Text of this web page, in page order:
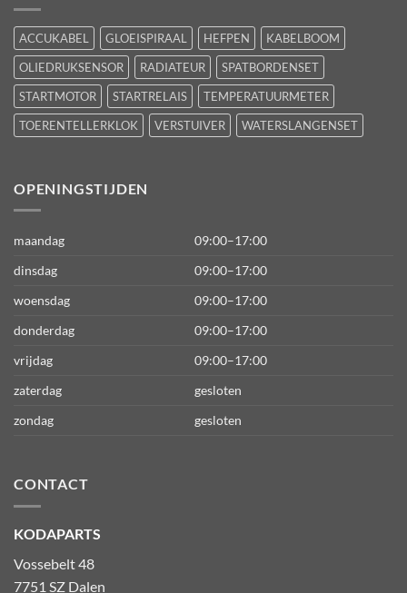
ACCUKABEL GLOEISPIRAAL HEFPEN
KABELBOOM
OLIEDRUKSENSOR
RADIATEUR
SPATBORDENSET
STARTMOTOR
STARTRELAIS
TEMPERATUURMETER
TOERENTELLERKLOK
VERSTUIVER WATERSLANGENSET
OPENINGSTIJDEN
maandag
09:00–17:00
dinsdag
09:00–17:00
woensdag
09:00–17:00
donderdag
09:00–17:00
vrijdag
09:00–17:00
zaterdag
gesloten
zondag
gesloten
CONTACT
KODAPARTS
Vossebelt 48
7751 SZ Dalen